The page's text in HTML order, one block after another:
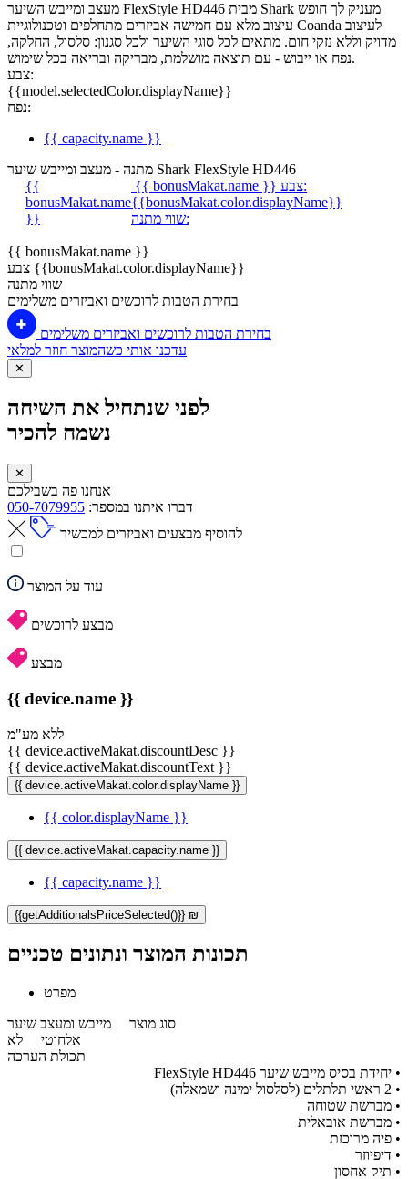
מעצב ומייבש השיער FlexStyle HD446 מבית Shark מעניק לך חופש
עיצוב מלא עם חמישה אביזרים מתחלפים וטכנולוגיית Coanda לעיצוב
מדויק וללא נזקי חום. מתאים לכל סוגי השיער ולכל סגנון: סלסול, החלקה,
נפח או ייבוש - עם תוצאה מושלמת, מבריקה ובריאה בכל שימוש.
צבע:
{{model.selectedColor.displayName}}
נפח:
{{ capacity.name }}
מתנה - מעצב ומייבש שיער Shark FlexStyle HD446
{{
bonusMakat.name
}}
{{ bonusMakat.name }}
צבע:
{{bonusMakat.color.displayName}}
שווי מתנה:
{{ bonusMakat.name }}
צבע {{bonusMakat.color.displayName}}
שווי מתנה
בחירת הטבות לרוכשים ואביזרים משלימים
בחירת הטבות לרוכשים ואביזרים משלימים
עדכנו אותי כשהמוצר חוזר למלאי
✕
לפני שנתחיל את השיחה
נשמח להכיר
✕
אנחנו פה בשבילכם
דברו איתנו במספר: 050-7079955
להוסיף מבצעים ואביזרים למכשיר
עוד על המוצר
מבצע לרוכשים
מבצע
{{ device.name }}
ללא מע"מ
{{ device.activeMakat.discountDesc }}
{{ device.activeMakat.discountText }}
{{ device.activeMakat.color.displayName }}
{{ color.displayName }}
{{ device.activeMakat.capacity.name }}
{{ capacity.name }}
{{getAdditionalsPriceSelected()}} ₪
תכונות המוצר ונתונים טכניים
מפרט
סוג מוצר מייבש ומעצב שיער
אלחוטי לא
תכולת הערכה
​• יחידת בסיס מייבש שיער FlexStyle HD446
​• 2 ראשי תלתלים (לסלסול ימינה ושמאלה)
​• מברשת שטוחה
​• מברשת אובאלית
​• פיה מרוכזת
​• דיפיוזר
​• תיק אחסון